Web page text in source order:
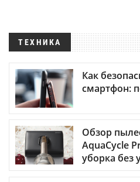
ТЕХНИКА
Как
смартфон:
Обзор
AquaCycle
уборка без